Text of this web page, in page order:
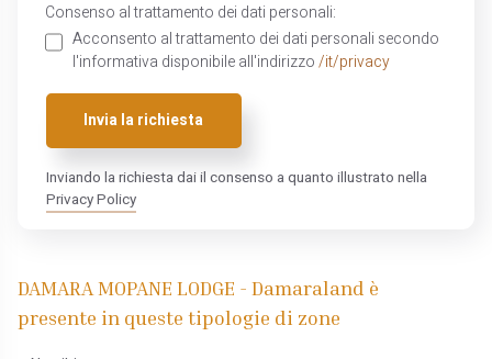
Consenso al trattamento dei dati personali:
Acconsento al trattamento dei dati personali secondo
l'informativa disponibile all'indirizzo /it/privacy
Invia la richiesta
Inviando la richiesta dai il consenso a quanto illustrato nella
Privacy Policy
DAMARA MOPANE LODGE - Damaraland è
presente in queste tipologie di zone